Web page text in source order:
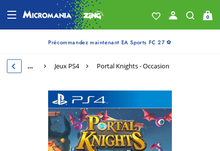
0
Précommandez maintenant EA Sports FC 27 ⚽
… Jeux PS4 Portal Knights - Occasion